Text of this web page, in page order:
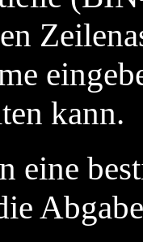
kann.
eine